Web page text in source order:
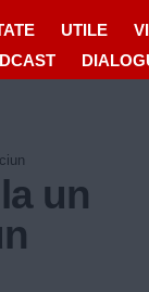
UTILE
un